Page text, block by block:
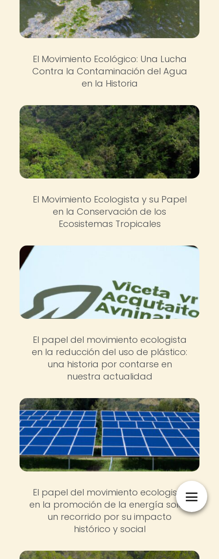
El Movimiento Ecológico: Una Lucha
Contra la Contaminación del Agua
en la Historia
El Movimiento Ecologista y su Papel
en la Conservación de los
Ecosistemas Tropicales
El papel del movimiento ecologista
en la reducción del uso de plástico:
una historia por contarse en
nuestra actualidad
El papel del movimiento ecologista
en la promoción de la energía solar:
un recorrido por su impacto
histórico y social